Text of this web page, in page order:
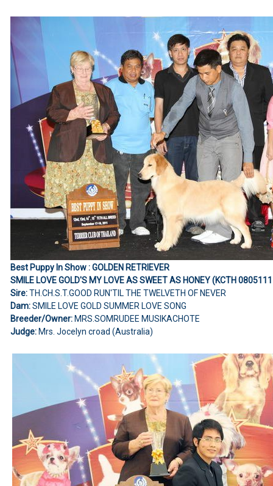
Best Puppy In Show : GOLDEN RETRIEVER
SMILE LOVE GOLD'S MY LOVE AS SWEET AS HONEY (KCTH
Sire:TH.CH.S.T.GOOD RUN'TIL THE TWELVETH OF NEVER
Dam:SMILE LOVE GOLD SUMMER LOVE SONG
Breeder/Owner:MRS.SOMRUDEE MUSIKACHOTE
Judge:Mrs. Jocelyn croad (Australia)